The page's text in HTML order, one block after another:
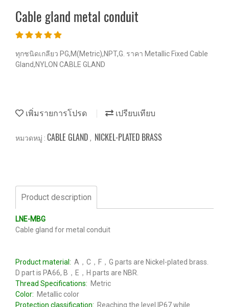
Cable gland metal conduit
ทุกชนิดเกลียว PG,M(Metric),NPT,G. ราคา Metallic Fixed Cable
Gland,NYLON CABLE GLAND
เพิ่มรายการโปรด เปรียบเทียบ
หมวดหมู่ : CABLE GLAND , NICKEL-PLATED BRASS
Product description
LNE-MBG
Cable gland for metal conduit
Product material: A，C，F，G parts are Nickel-plated brass.
D part is PA66, B，E，H parts are NBR.
Thread Specifications: Metric
Color: Metallic color
Protection classification: Reaching the level IP67 while